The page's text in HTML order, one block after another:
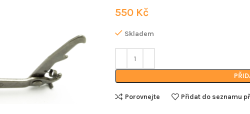
550 Kč
Skladem
Porovnejte Přidat do seznamu